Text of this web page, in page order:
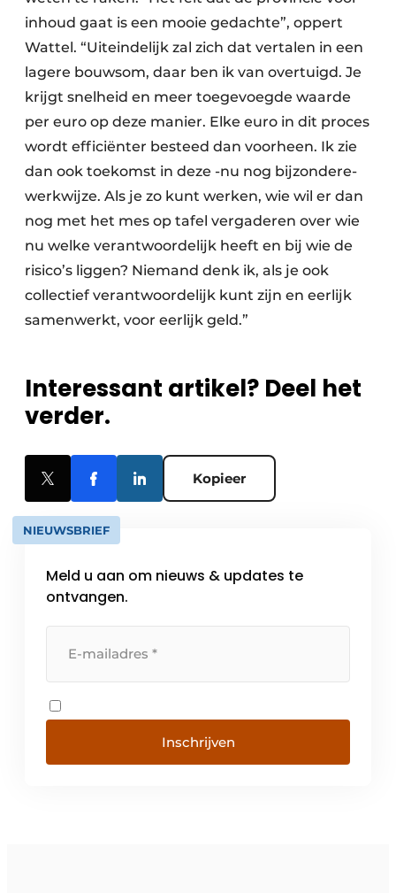
inhoud gaat is een mooie gedachte”, oppert
Wattel. “Uiteindelijk zal zich dat vertalen in een
lagere bouwsom, daar ben ik van overtuigd. Je
krijgt snelheid en meer toegevoegde waarde
per euro op deze manier. Elke euro in dit proces
wordt efficiënter besteed dan voorheen. Ik zie
dan ook toekomst in deze -nu nog bijzondere-
werkwijze. Als je zo kunt werken, wie wil er dan
nog met het mes op tafel vergaderen over wie
nu welke verantwoordelijk heeft en bij wie de
risico’s liggen? Niemand denk ik, als je ook
collectief verantwoordelijk kunt zijn en eerlijk
samenwerkt, voor eerlijk geld.”
Interessant artikel? Deel het
verder.
Kopieer
NIEUWSBRIEF
Meld u aan om nieuws & updates te
ontvangen.
Inschrijven